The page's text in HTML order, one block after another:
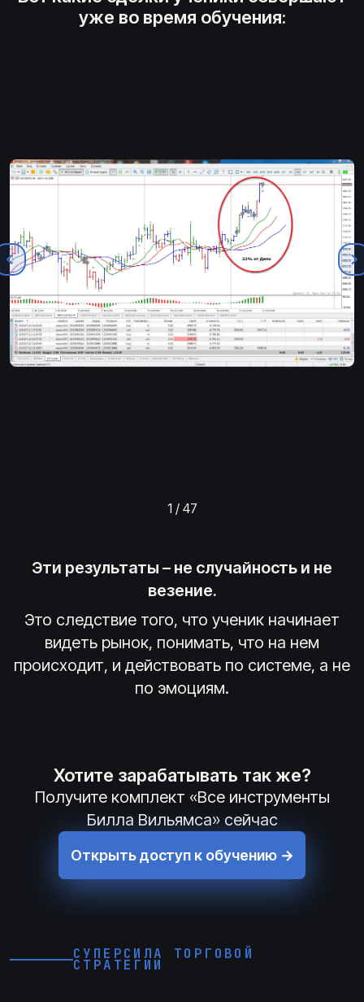
уже во время обучения:
1 / 47
Эти результаты – не случайность и не
везение.
Это следствие того, что ученик начинает
видеть рынок, понимать, что на нем
происходит, и действовать по системе, а не
по эмоциям.
Хотите зарабатывать так же?
Получите комплект «Все инструменты
Билла Вильямса» сейчас
Открыть доступ к обучению →
СУПЕРСИЛА ТОРГОВОЙ
СТРАТЕГИИ